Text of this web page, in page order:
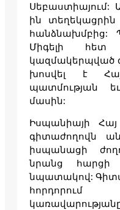
Սեբաստիայում:
ին
հանձնախմբից:
Միգելի հետ
կազմակերպված
խոսվել է
պատմության
մասին:
Իսպանիայի
գիտաժողովն
իսպանացի
նրանց հարցի
նպատակով: